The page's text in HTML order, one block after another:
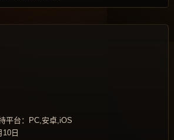
平台：PC,安卓,iOS
日